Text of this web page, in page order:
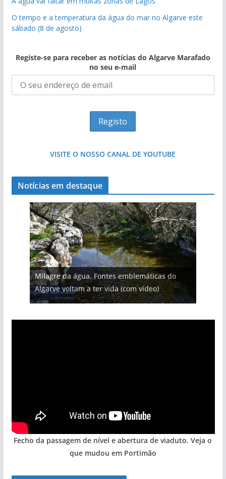
O tempo e a temperatura da água do mar no Algarve este
sábado (8 de agosto)
Registe-se para receber as notícias do Algarve Marafado
no seu e-mail
VISITE O NOSSO CANAL DE YOUTUBE
Notícias em destaque
Milagre da água. Fontes emblemáticas do
Algarve voltam a ter vida (com vídeo)
Projeto milionário: investimento de 108
milhões de euros na construção de dois
hotéis (com vídeo)
Tapas do mar a 3 euros cada. Nova rota
gastronómica nasce no Algarve
Foto do dia: uma cidade algarvia que cresceu
entre redes e fábricas
Tempestades roubam areia de praias e põem
arribas em risco no Algarve (com vídeo)
Fecho da passagem de nível e abertura de viaduto. Veja o
que mudou em Portimão